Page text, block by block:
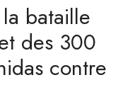
bataille
des 300
contre